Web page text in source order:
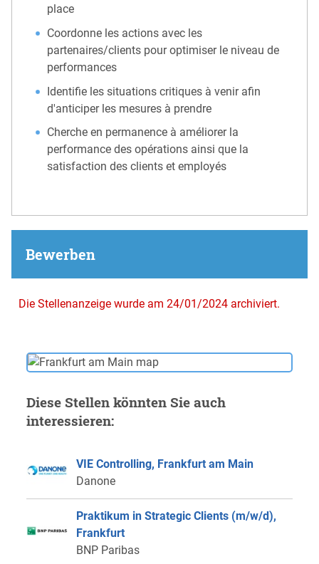
place
Coordonne les actions avec les
partenaires/clients pour optimiser le niveau de
performances
Identifie les situations critiques à venir afin
d'anticiper les mesures à prendre
Cherche en permanence à améliorer la
performance des opérations ainsi que la
satisfaction des clients et employés
Bewerben
Die Stellenanzeige wurde am 24/01/2024 archiviert.
Diese Stellen könnten Sie auch
interessieren:
VIE Controlling, Frankfurt am Main
Danone
Praktikum in Strategic Clients (m/w/d),
Frankfurt
BNP Paribas